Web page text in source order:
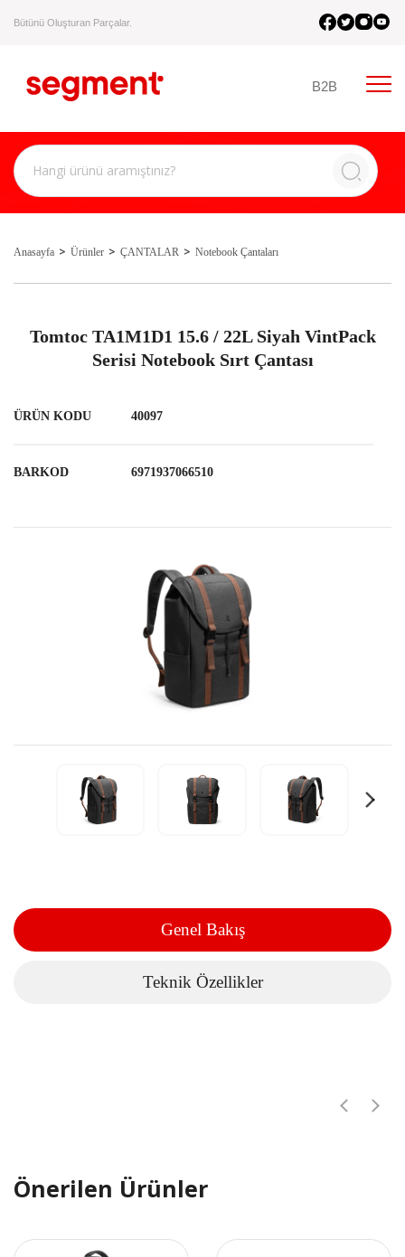
Bütünü Oluşturan Parçalar.
B2B
Anasayfa Ürünler ÇANTALAR Notebook Çantaları
Tomtoc TA1M1D1 15.6 / 22L Siyah VintPack
Serisi Notebook Sırt Çantası
ÜRÜN KODU 40097
BARKOD 6971937066510
Genel Bakış
Teknik Özellikler
Önerilen Ürünler